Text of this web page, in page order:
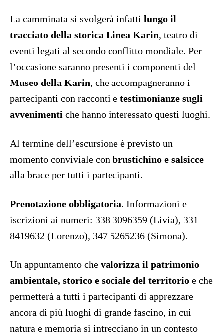
La camminata si svolgerà infatti lungo il
tracciato della storica Linea Karin, teatro di
eventi legati al secondo conflitto mondiale. Per
l’occasione saranno presenti i componenti del
Museo della Karin, che accompagneranno i
partecipanti con racconti e testimonianze sugli
avvenimenti che hanno interessato questi luoghi.
Al termine dell’escursione è previsto un
momento conviviale con brustichino e salsicce
alla brace per tutti i partecipanti.
Prenotazione obbligatoria. Informazioni e
iscrizioni ai numeri: 338 3096359 (Livia), 331
8419632 (Lorenzo), 347 5265236 (Simona).
Un appuntamento che valorizza il patrimonio
ambientale, storico e sociale del territorio e che
permetterà a tutti i partecipanti di apprezzare
ancora di più luoghi di grande fascino, in cui
natura e memoria si intrecciano in un contesto